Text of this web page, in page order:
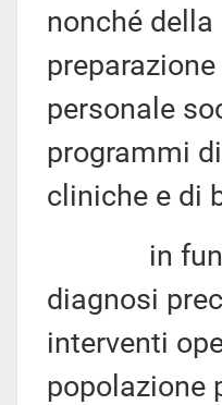
nonché
personale
programmi
cliniche e di
in
diagnosi
interventi
popolazione